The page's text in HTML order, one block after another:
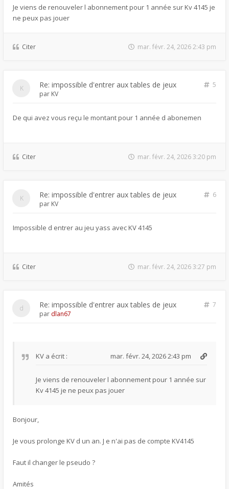
Je viens de renouveler l abonnement pour 1 année sur Kv 4145 je
ne peux pas jouer
Citer mar. févr. 24, 2026 2:43 pm
Re: impossible d'entrer aux tables de jeux
5
par KV
De qui avez vous reçu le montant pour 1 année d abonemen
Citer mar. févr. 24, 2026 3:20 pm
Re: impossible d'entrer aux tables de jeux
6
par KV
Impossible d entrer au jeu yass avec KV 4145
Citer mar. févr. 24, 2026 3:27 pm
Re: impossible d'entrer aux tables de jeux
7
par dlan67
KV a écrit : mar. févr. 24, 2026 2:43 pm
Je viens de renouveler l abonnement pour 1 année sur
Kv 4145 je ne peux pas jouer
Bonjour,
Je vous prolonge KV d un an. J e n'ai pas de compte KV4145
Faut il changer le pseudo ?
Amités